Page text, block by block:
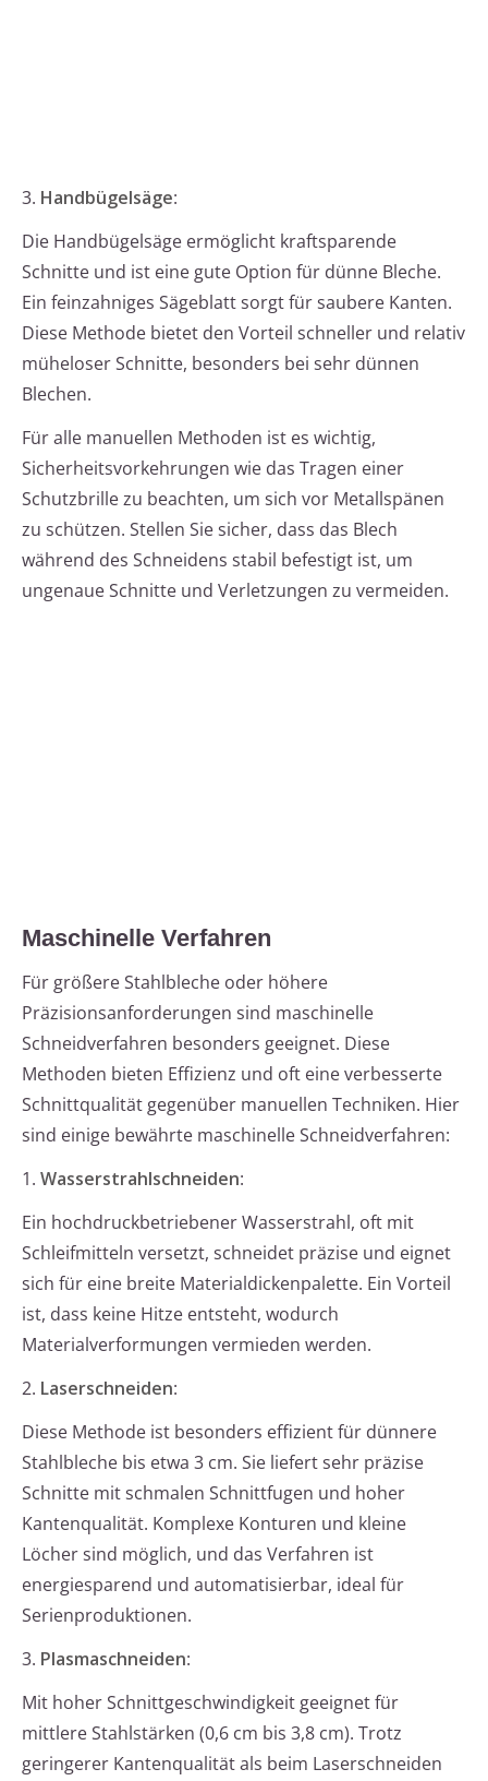
3. Handbügelsäge:
Die Handbügelsäge ermöglicht kraftsparende
Schnitte und ist eine gute Option für dünne Bleche.
Ein feinzahniges Sägeblatt sorgt für saubere Kanten.
Diese Methode bietet den Vorteil schneller und relativ
müheloser Schnitte, besonders bei sehr dünnen
Blechen.
Für alle manuellen Methoden ist es wichtig,
Sicherheitsvorkehrungen wie das Tragen einer
Schutzbrille zu beachten, um sich vor Metallspänen
zu schützen. Stellen Sie sicher, dass das Blech
während des Schneidens stabil befestigt ist, um
ungenaue Schnitte und Verletzungen zu vermeiden.
Maschinelle Verfahren
Für größere Stahlbleche oder höhere
Präzisionsanforderungen sind maschinelle
Schneidverfahren besonders geeignet. Diese
Methoden bieten Effizienz und oft eine verbesserte
Schnittqualität gegenüber manuellen Techniken. Hier
sind einige bewährte maschinelle Schneidverfahren:
1. Wasserstrahlschneiden:
Ein hochdruckbetriebener Wasserstrahl, oft mit
Schleifmitteln versetzt, schneidet präzise und eignet
sich für eine breite Materialdickenpalette. Ein Vorteil
ist, dass keine Hitze entsteht, wodurch
Materialverformungen vermieden werden.
2. Laserschneiden:
Diese Methode ist besonders effizient für dünnere
Stahlbleche bis etwa 3 cm. Sie liefert sehr präzise
Schnitte mit schmalen Schnittfugen und hoher
Kantenqualität. Komplexe Konturen und kleine
Löcher sind möglich, und das Verfahren ist
energiesparend und automatisierbar, ideal für
Serienproduktionen.
3. Plasmaschneiden:
Mit hoher Schnittgeschwindigkeit geeignet für
mittlere Stahlstärken (0,6 cm bis 3,8 cm). Trotz
geringerer Kantenqualität als beim Laserschneiden